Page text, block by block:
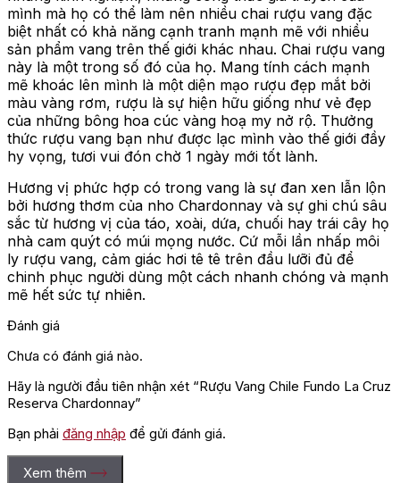
mình mà họ có thể làm nên nhiều chai rượu vang đặc
biệt nhất có khả năng cạnh tranh mạnh mẽ với nhiều
sản phẩm vang trên thế giới khác nhau. Chai rượu vang
này là một trong số đó của họ. Mang tính cách mạnh
mẽ khoác lên mình là một diện mạo rượu đẹp mắt bởi
màu vàng rơm, rượu là sự hiện hữu giống như vẻ đẹp
của những bông hoa cúc vàng hoạ my nở rộ. Thưởng
thức rượu vang bạn như được lạc mình vào thế giới đầy
hy vọng, tươi vui đón chờ 1 ngày mới tốt lành.
Hương vị phức hợp có trong vang là sự đan xen lẫn lộn
bởi hương thơm của nho Chardonnay và sự ghi chú sâu
sắc từ hương vị của táo, xoài, dứa, chuối hay trái cây họ
nhà cam quýt có múi mọng nước. Cứ mỗi lần nhấp môi
ly rượu vang, cảm giác hơi tê tê trên đầu lưỡi đủ để
chinh phục người dùng một cách nhanh chóng và mạnh
mẽ hết sức tự nhiên.
Đánh giá
Chưa có đánh giá nào.
Hãy là người đầu tiên nhận xét “Rượu Vang Chile Fundo La Cruz
Reserva Chardonnay”
Bạn phải đăng nhập để gửi đánh giá.
Xem thêm